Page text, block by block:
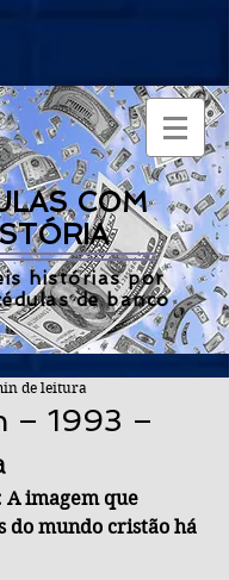
COM
histórias por
de banco
– 1993 –
de leitura
imagem que
do mundo cristão há